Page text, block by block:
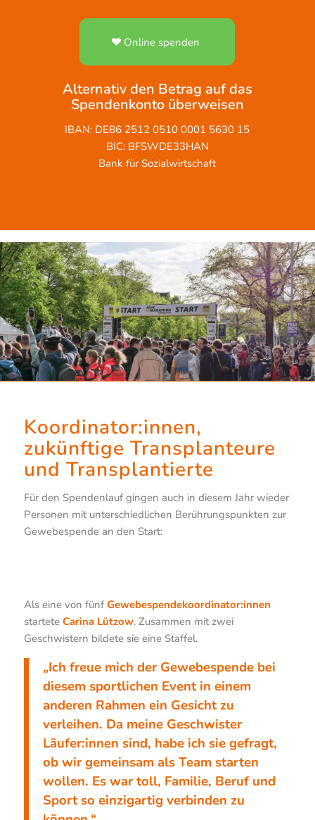
Online spenden
Alternativ den Betrag auf das
Spendenkonto überweisen
IBAN: DE86 2512 0510 0001 5630 15
BIC: BFSWDE33HAN
Bank für Sozialwirtschaft
Koordinator:innen,
zukünftige Transplanteure
und Transplantierte
Für den Spendenlauf gingen auch in diesem Jahr wieder
Personen mit unterschiedlichen Berührungspunkten zur
Gewebespende an den Start:
Als eine von fünf Gewebespendekoordinator:innen
startete Carina Lützow. Zusammen mit zwei
Geschwistern bildete sie eine Staffel.
„Ich freue mich der Gewebespende bei
diesem sportlichen Event in einem
anderen Rahmen ein Gesicht zu
verleihen. Da meine Geschwister
Läufer:innen sind, habe ich sie gefragt,
ob wir gemeinsam als Team starten
wollen. Es war toll, Familie, Beruf und
Sport so einzigartig verbinden zu